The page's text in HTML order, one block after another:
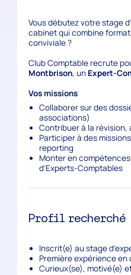
Vous débutez votre stage
cabinet qui combine
conviviale?
Club Comptable recrute
Montbrison, un Expert-
Vos missions
Collaborer sur des
associations)
Contribuer à la
Participer à des
reporting
Monter en
d’Experts-Comptables
Profil recherché
Inscrit(e) au stage
Première expérience en
Curieux(se), motivé(e)